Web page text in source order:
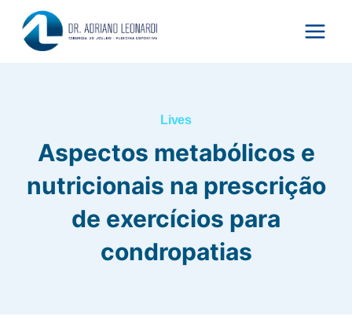
para
Lives
Aspectos metabólicos e
nutricionais na prescrição
de exercícios para
condropatias